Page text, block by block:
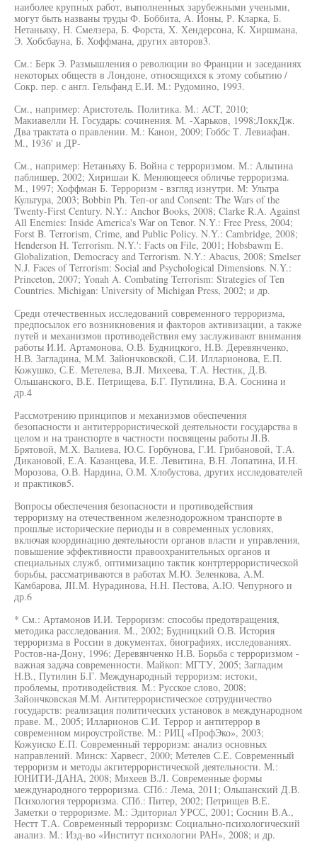
наиболее крупных работ, выполненных зарубежными учеными,
могут быть названы труды Ф. Боббита, А. Йоны, Р. Кларка, Б.
Нетаньяху, Н. Смелзера, Б. Форста, X. Хендерсона, К. Хиршмана,
Э. Хобсбауна, Б. Хоффмана, других авторов3.
См.: Берк Э. Размышления о революции во Франции и заседаниях
некоторых обществ в Лондоне, относящихся к этому событию /
Сокр. пер. с англ. Гельфанд Е.И. М.: Рудомино, 1993.
См., например: Аристотель. Политика. М.: ACT, 2010;
Макиавелли Н. Государь: сочинения. М. -Харьков, 1998;ЛоккДж.
Два трактата о правлении. М.: Канон, 2009; Гоббс Т. Левиафан.
М., 1936' и ДР-
См., например: Нетаньяху Б. Война с терроризмом. М.: Альпина
паблишер, 2002; Хиришаи К. Меняющееся обличье терроризма.
М., 1997; Хоффман Б. Терроризм - взгляд изнутри. М: Ультра
Культура, 2003; Bobbin Ph. Теп-or and Consent: The Wars of the
Twenty-First Century. N.Y.: Anchor Books, 2008; Clarke R.A. Against
All Enemies: Inside America's War on Tenor. N.Y.: Free Press, 2004;
Forst B. Terrorism, Crime, and Public Policy. N.Y.: Cambridge, 2008;
Henderson H. Terrorism. N.Y.': Facts on File, 2001; Hobsbawm E.
Globalization, Democracy and Terrorism. N.Y.: Abacus, 2008; Smelser
N.J. Faces of Terrorism: Social and Psychological Dimensions. N.Y.:
Princeton, 2007; Yonah A. Combating Terrorism: Strategies of Ten
Countries. Michigan: University of Michigan Press, 2002; и др.
Среди отечественных исследований современного терроризма,
предпосылок его возникновения и факторов активизации, а также
путей и механизмов противодействия ему заслуживают внимания
работы И.И. Артамонова, О.В. Будницкого, Н.В. Деревянченко,
Н.В. Загладина, М.М. Зайончковской, С.И. Илларионова, Е.П.
Кожушко, С.Е. Метелева, B.JI. Михеева, Т.А. Нестик, Д.В.
Ольшанского, В.Е. Петрищева, Б.Г. Путилина, В.А. Соснина и
др.4
Рассмотрению принципов и механизмов обеспечения
безопасности и антитеррористической деятельности государства в
целом и на транспорте в частности посвящены работы JI.B.
Брятовой, М.Х. Валиева, Ю.С. Горбунова, Г.И. Грибановой, Т.А.
Дикановой, Е.А. Казанцева, И.Е. Левитина, В.Н. Лопатина, И.Н.
Морозова, О.В. Нардина, О.М. Хлобустова, других исследователей
и практиков5.
Вопросы обеспечения безопасности и противодействия
терроризму на отечественном железнодорожном транспорте в
прошлые исторические периоды и в современных условиях,
включая координацию деятельности органов власти и управления,
повышение эффективности правоохранительных органов и
специальных служб, оптимизацию тактик контртеррористической
борьбы, рассматриваются в работах М.Ю. Зеленкова, A.M.
Камбарова, JII.M. Нурадинова, H.H. Пестова, А.Ю. Чепурного и
др.6
* См.: Артамонов И.И. Терроризм: способы предотвращения,
методика расследования. М., 2002; Будницкий О.В. История
терроризма в России в документах, биографиях, исследованиях.
Ростов-на-Дону, 1996; Деревянченко Н.В. Борьба с терроризмом -
важная задача современности. Майкоп: МГТУ, 2005; Загладим
Н.В., Путилин Б.Г. Международный терроризм: истоки,
проблемы, противодействия. М.: Русское слово, 2008;
Зайончковская М.М. Антитеррористическое сотрудничество
государств: реализация политических установок в международном
праве. М., 2005; Илларионов С.И. Террор и антитеррор в
современном мироустройстве. М.: РИЦ «ПрофЭко», 2003;
Кожуиско Е.П. Современный терроризм: анализ основных
направлений. Минск: Харвесг, 2000; Метелев С.Е. Современный
терроризм и методы акгитеррористической деятельности. М.:
ЮНИТИ-ДАНА, 2008; Михеев В.Л. Современные формы
международного терроризма. СПб.: Лема, 2011; Ольшанский Д.В.
Психология терроризма. СПб.: Питер, 2002; Петрищев В.Е.
Заметки о терроризме. М.: Эдиториал УРСС, 2001; Соснин В.А.,
Нестт Т.А. Современный терроризм: Социально-психологический
анализ. М.: Изд-во «Институт психологии РАН», 2008; и др.